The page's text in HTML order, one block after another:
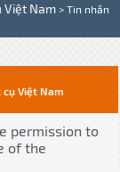
Việt Nam > Tin nhắn
Việt Nam
permission to
of the